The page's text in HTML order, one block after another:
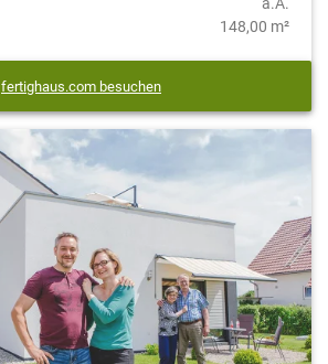
a.A.
148,00 m²
fertighaus.com besuchen